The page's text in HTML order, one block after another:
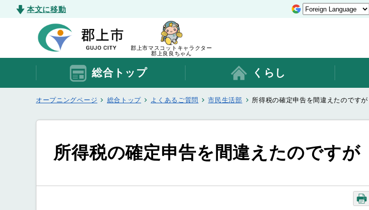
本文に移動
郡上市マスコットキャラクター
郡上良良ちゃん
総合トップ くらし
オープニングページ 総合トップ よくあるご質問 市民生活部 所得税の確定申告を間違えたのですが
所得税の確定申告を間違えたのですが